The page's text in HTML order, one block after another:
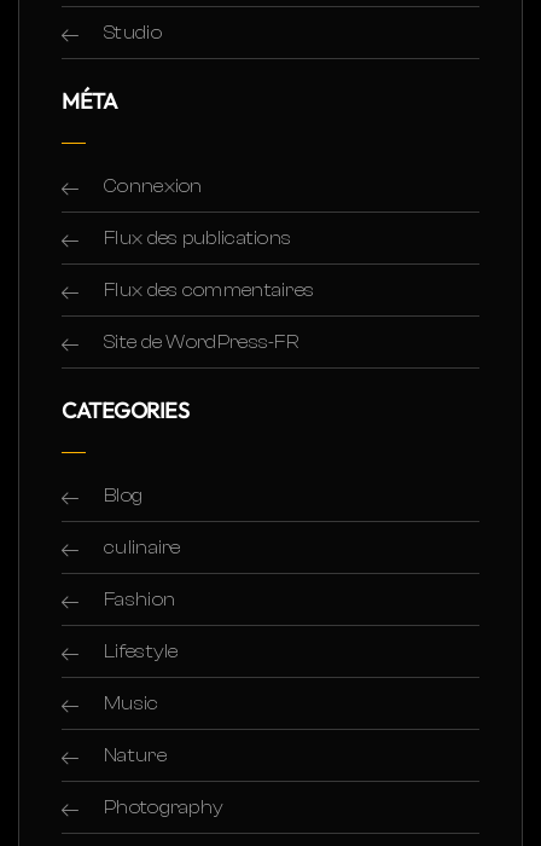
Studio
MÉTA
Connexion
Flux des publications
Flux des commentaires
Site de WordPress-FR
CATEGORIES
Blog
culinaire
Fashion
Lifestyle
Music
Nature
Photography